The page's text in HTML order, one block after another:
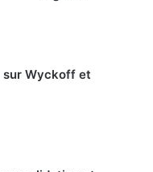
sur Wyckoff et